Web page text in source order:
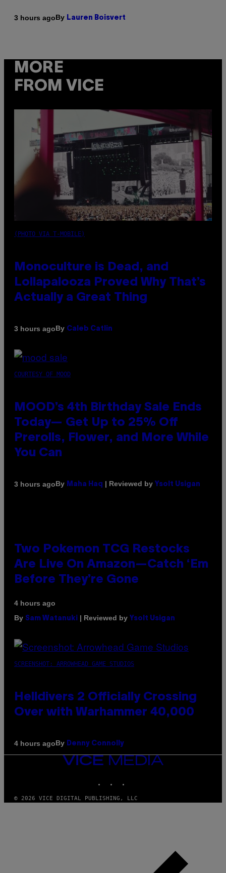
3 hours agoBy Lauren Boisvert
MORE
FROM VICE
(PHOTO VIA T-MOBILE)
Monoculture is Dead, and
Lollapalooza Proved Why That’s
Actually a Great Thing
3 hours agoBy Caleb Catlin
COURTESY OF MOOD
MOOD’s 4th Birthday Sale Ends
Today— Get Up to 25% Off
Prerolls, Flower, and More While
You Can
3 hours agoBy Maha Haq | Reviewed by Ysolt Usigan
Two Pokemon TCG Restocks
Are Live On Amazon—Catch ‘Em
Before They’re Gone
4 hours ago
By Sam Watanuki | Reviewed by Ysolt Usigan
SCREENSHOT: ARROWHEAD GAME STUDIOS
Helldivers 2 Officially Crossing
Over with Warhammer 40,000
4 hours agoBy Denny Connolly
VICE
© 2026 VICE DIGITAL PUBLISHING, LLC